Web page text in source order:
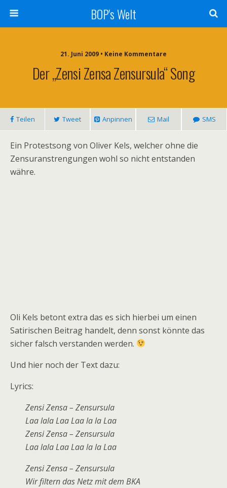
BOP's Welt
21. Juni 2009 • Keine Kommentare
Der „Zensi Zensa Zensursula“ Song
Teilen Tweet Anpinnen Mail SMS
Ein Protestsong von Oliver Kels, welcher ohne die
Zensuranstrengungen wohl so nicht entstanden
währe.
Oli Kels betont extra das es sich hierbei um einen
Satirischen Beitrag handelt, denn sonst könnte das
sicher falsch verstanden werden.
Und hier noch der Text dazu:
Lyrics:
Zensi Zensa – Zensursula
Laa lala Laa Laa la la Laa
Zensi Zensa – Zensursula
Laa lala Laa Laa la la Laa
Zensi Zensa – Zensursula
Wir filtern das Netz mit dem BKA